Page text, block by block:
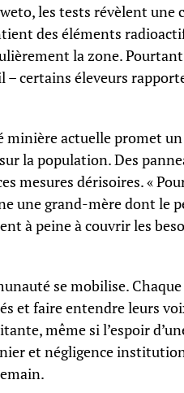
les tests révèlent
des éléments
la zone.
certains éleveurs
minière actuelle promet
la population. Des
mesures dérisoires. «
une grand-mère dont le
à peine à couvrir les
se mobilise.
et faire entendre leurs
même si l’espoir
et négligence